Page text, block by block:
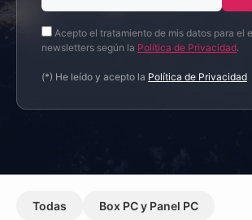
Acepto el tratamiento de mis datos para el
newsletters según la Política de Privacidad.
(*) He leído y acepto la Política de Privacidad
Todas Box PC y Panel PC